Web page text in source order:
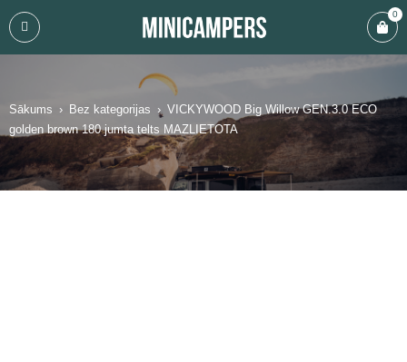
0
Sākums › Bez kategorijas › VICKYWOOD Big Willow GEN.3.0 ECO
golden brown 180 jumta telts MAZLIETOTA